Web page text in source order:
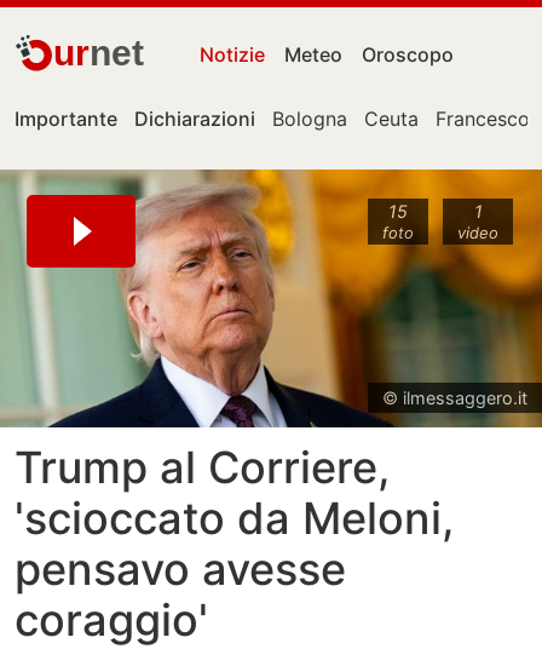
urnet Notizie Meteo Oroscopo
Importante Dichiarazioni Bologna Ceuta Francesco
15
foto
1
video
© ilmessaggero.it
Trump al Corriere,
'scioccato da Meloni,
pensavo avesse
coraggio'